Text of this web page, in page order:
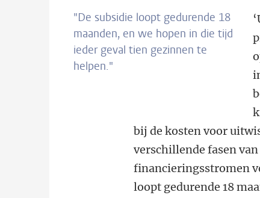
"De subsidie loopt gedurende 18
maanden, en we hopen in die tijd
ieder geval tien gezinnen te
helpen."
‘
bij de kosten voor
verschillende fasen
financieringsstromen
loopt gedurende 18